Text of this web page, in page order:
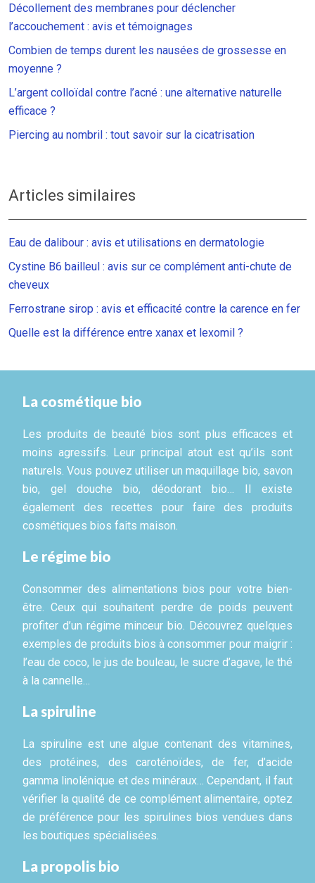
Décollement des membranes pour déclencher
l’accouchement : avis et témoignages
Combien de temps durent les nausées de grossesse en
moyenne ?
L’argent colloïdal contre l’acné : une alternative naturelle
efficace ?
Piercing au nombril : tout savoir sur la cicatrisation
Articles similaires
Eau de dalibour : avis et utilisations en dermatologie
Cystine B6 bailleul : avis sur ce complément anti-chute de
cheveux
Ferrostrane sirop : avis et efficacité contre la carence en fer
Quelle est la différence entre xanax et lexomil ?
La cosmétique bio
Les produits de beauté bios sont plus efficaces et
moins agressifs. Leur principal atout est qu’ils sont
naturels. Vous pouvez utiliser un maquillage bio, savon
bio, gel douche bio, déodorant bio… Il existe
également des recettes pour faire des produits
cosmétiques bios faits maison.
Le régime bio
Consommer des alimentations bios pour votre bien-
être. Ceux qui souhaitent perdre de poids peuvent
profiter d’un régime minceur bio. Découvrez quelques
exemples de produits bios à consommer pour maigrir :
l’eau de coco, le jus de bouleau, le sucre d’agave, le thé
à la cannelle…
La spiruline
La spiruline est une algue contenant des vitamines,
des protéines, des caroténoïdes, de fer, d’acide
gamma linolénique et des minéraux… Cependant, il faut
vérifier la qualité de ce complément alimentaire, optez
de préférence pour les spirulines bios vendues dans
les boutiques spécialisées.
La propolis bio